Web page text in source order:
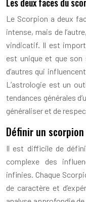
Le Scorpion a deux
intense, mais de
vindicatif. Il est
est unique et que son
d’autres qui
L’astrologie est un
tendances générales
généraliser et de
Définir un
Il est difficile de
complexe des
infinies. Chaque
de caractère et